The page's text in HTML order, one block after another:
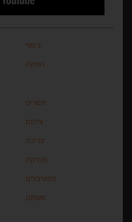
בימוי
הפקה
תסריט
צילום
עריכה
מוזיקה
פסטיבלים
משחק